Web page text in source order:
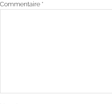
Commentaire *